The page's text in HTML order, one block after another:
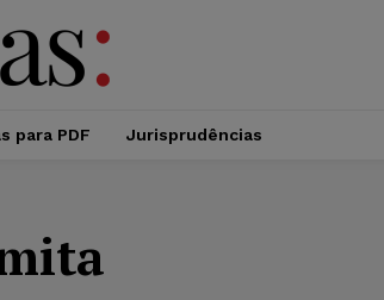
para PDF Jurisprudências